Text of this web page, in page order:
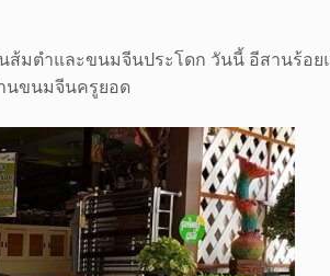
ส้มตำและขนมจีนประโดก วันนี้ อีสานร้
นขนมจีนครูยอด